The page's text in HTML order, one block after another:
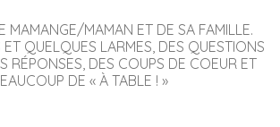
MAMANGE/MAMAN ET DE SA FAMILLE.
ET QUELQUES LARMES, DES QUESTIONS
RÉPONSES, DES COUPS DE COEUR ET
DE « À TABLE ! »